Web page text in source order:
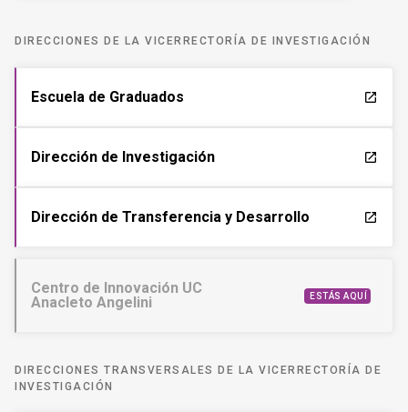
DIRECCIONES DE LA VICERRECTORÍA DE INVESTIGACIÓN
Escuela de Graduados launch
Dirección de Investigación launch
Dirección de Transferencia y Desarrollo launch
Centro de Innovación UC
Anacleto Angelini
ESTÁS AQUÍ
DIRECCIONES TRANSVERSALES DE LA VICERRECTORÍA DE
INVESTIGACIÓN